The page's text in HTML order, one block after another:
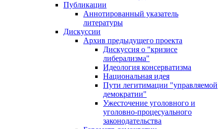
Публикации
Аннотированный указатель
литературы
Дискуссии
Архив предыдущего проекта
Дискуссия о "кризисе
либерализма"
Идеология консерватизма
Национальная идея
Пути легитимации "управляемой
демократии"
Ужесточение уголовного и
уголовно-процесуального
законодательства